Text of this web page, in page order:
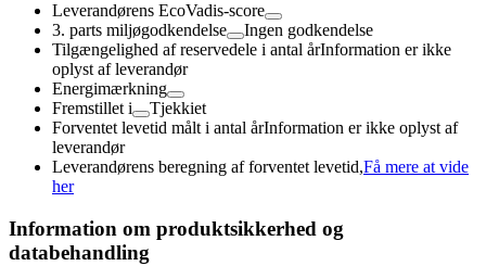
Leverandørens EcoVadis-score
3. parts miljøgodkendelse
Ingen godkendelse
Tilgængelighed af reservedele i antal årInformation er ikke
oplyst af leverandør
Energimærkning
Fremstillet i
Tjekkiet
Forventet levetid målt i antal årInformation er ikke oplyst af
leverandør
Leverandørens beregning af forventet levetid,Få mere at vide
her
Information om produktsikkerhed og
databehandling